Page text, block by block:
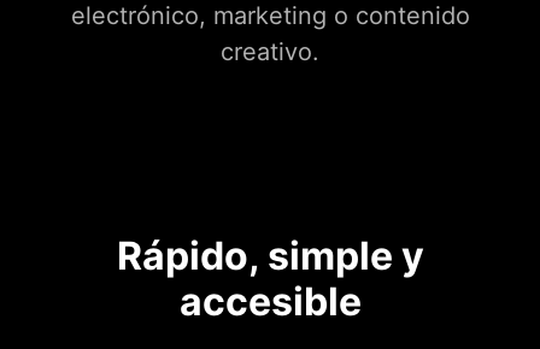
electrónico, marketing o contenido
creativo.
Rápido, simple y
accesible